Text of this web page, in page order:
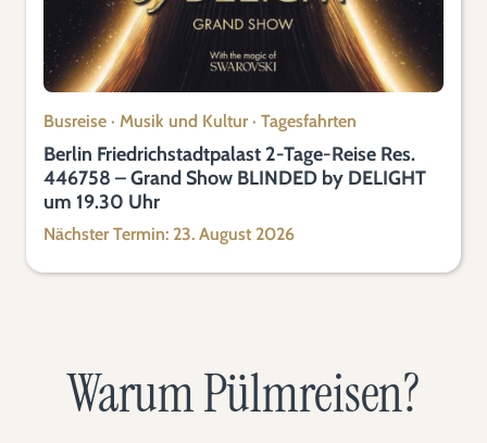
Busreise · Musik und Kultur · Tagesfahrten
Berlin Friedrichstadtpalast 2-Tage-Reise Res.
446758 – Grand Show BLINDED by DELIGHT
um 19.30 Uhr
Nächster Termin: 23. August 2026
Warum Pülmreisen?